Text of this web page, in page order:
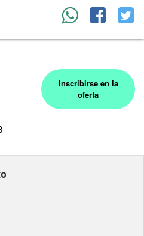
Inscribirse en la
oferta